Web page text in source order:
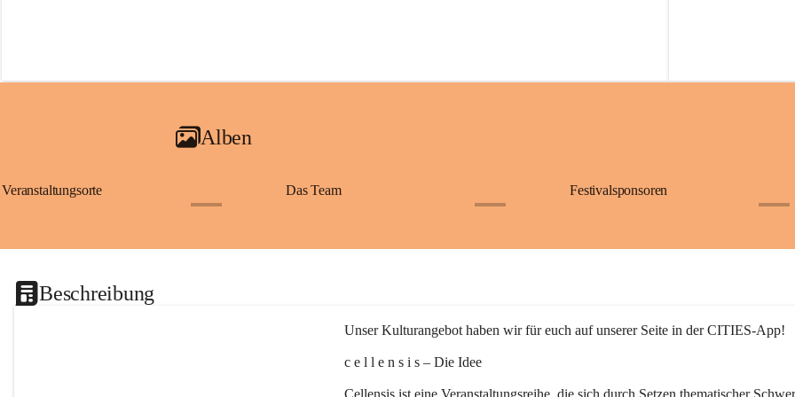
Alben
Veranstaltungsorte Das Team Festivalsponsoren
Beschreibung
Unser Kulturangebot haben wir für euch auf unserer Seite in der CITIES-App!
c e l l e n s i s – Die Idee
Cellensis ist eine Veranstaltungsreihe, die sich durch Setzen thematischer